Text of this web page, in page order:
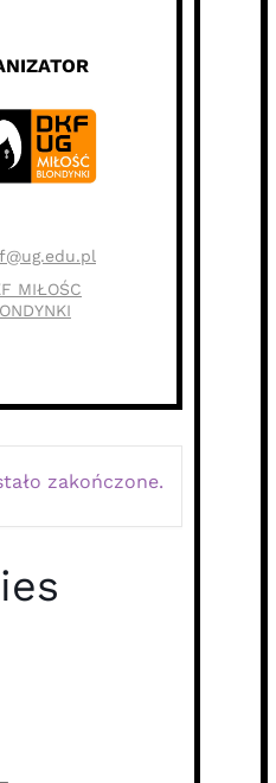
MIŁOŚC
zakończone.